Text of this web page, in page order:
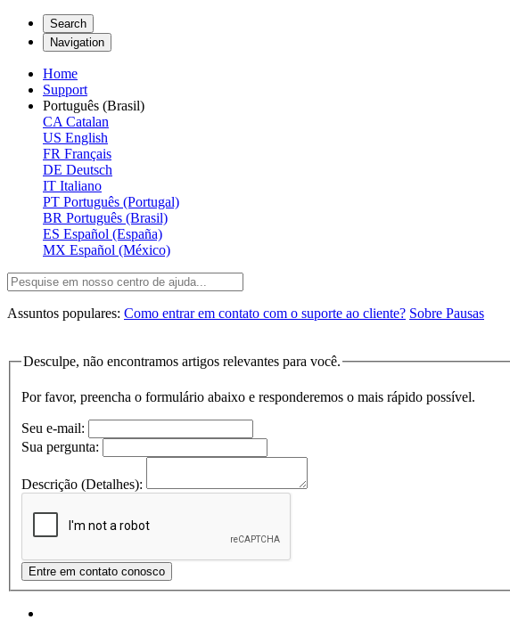
Search
Navigation
Home
Support
Português (Brasil)
CA Catalan
US English
FR Français
DE Deutsch
IT Italiano
PT Português (Portugal)
BR Português (Brasil)
ES Español (España)
MX Español (México)
Assuntos populares: Como entrar em contato com o suporte ao cliente? Sobre Pausas
Desculpe, não encontramos artigos relevantes para você.
Por favor, preencha o formulário abaixo e responderemos o mais rápido possível.
Seu e-mail:
Sua pergunta:
Descrição (Detalhes):